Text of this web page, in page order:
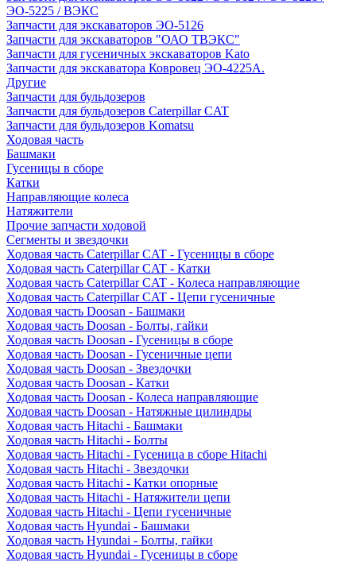
ЭО-5225 / ВЭКС
Запчасти для экскаваторов ЭО-5126
Запчасти для экскаваторов "ОАО ТВЭКС"
Запчасти для гусеничных экскаваторов Kato
Запчасти для экскаватора Ковровец ЭО-4225А.
Другие
Запчасти для бульдозеров
Запчасти для бульдозеров Caterpillar CAT
Запчасти для бульдозеров Komatsu
Ходовая часть
Башмаки
Гусеницы в сборе
Катки
Направляющие колеса
Натяжители
Прочие запчасти ходовой
Сегменты и звездочки
Ходовая часть Caterpillar CAT - Гусеницы в сборе
Ходовая часть Caterpillar CAT - Катки
Ходовая часть Caterpillar CAT - Колеса направляющие
Ходовая часть Caterpillar CAT - Цепи гусеничные
Ходовая часть Doosan - Башмаки
Ходовая часть Doosan - Болты, гайки
Ходовая часть Doosan - Гусеницы в сборе
Ходовая часть Doosan - Гусеничные цепи
Ходовая часть Doosan - Звездочки
Ходовая часть Doosan - Катки
Ходовая часть Doosan - Колеса направляющие
Ходовая часть Doosan - Натяжные цилиндры
Ходовая часть Hitachi - Башмаки
Ходовая часть Hitachi - Болты
Ходовая часть Hitachi - Гусеница в сборе Hitachi
Ходовая часть Hitachi - Звездочки
Ходовая часть Hitachi - Катки опорные
Ходовая часть Hitachi - Натяжители цепи
Ходовая часть Hitachi - Цепи гусеничные
Ходовая часть Hyundai - Башмаки
Ходовая часть Hyundai - Болты, гайки
Ходовая часть Hyundai - Гусеницы в сборе